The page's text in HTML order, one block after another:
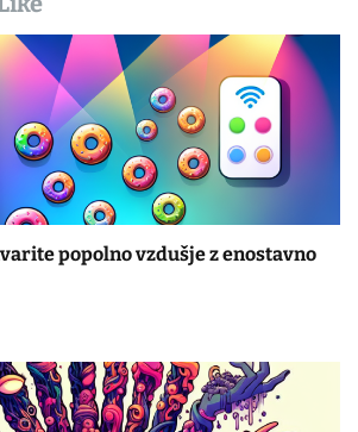
popolno vzdušje z enostavno